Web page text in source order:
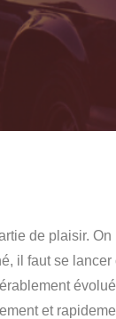
de plaisir.
il faut se
et